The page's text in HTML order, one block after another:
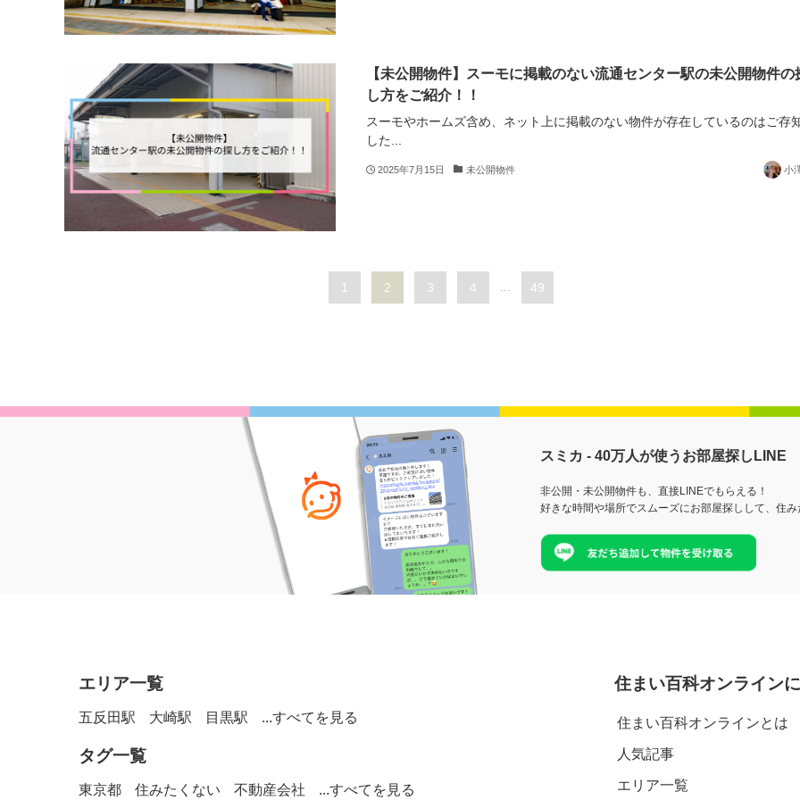
【未公開物件】スーモに掲載のない流通センター駅の未公開物件の
し方をご紹介！！
スーモやホームズ含め、ネット上に掲載のない物件が存在しているのはご存
した...
2025年7月15日 未公開物件 小
1 2 3 4 49
スミカ - 40万人が使うお部屋探しLINE
非公開・未公開物件も、直接LINEでもらえる！
好きな時間や場所でスムーズにお部屋探しして、住み
エリア一覧
五反田駅 大崎駅 目黒駅 ...すべてを見る
タグ一覧
東京都 住みたくない 不動産会社 ...すべてを見る
住まい百科オンライン
住まい百科オンラインとは
人気記事
エリア一覧